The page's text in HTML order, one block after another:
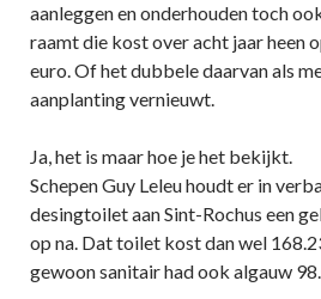
aanleggen en onderhouden toch
raamt die kost over acht jaar heen
euro. Of het dubbele daarvan als
aanplanting vernieuwt.
Ja, het is maar hoe je het bekijkt.
Schepen Guy Leleu houdt er in
desingtoilet aan Sint-Rochus een
op na. Dat toilet kost dan wel
gewoon sanitair had ook algauw